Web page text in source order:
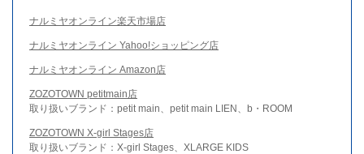
ナルミヤオンライン楽天市場店
ナルミヤオンライン Yahoo!ショッピング店
ナルミヤオンライン Amazon店
ZOZOTOWN petitmain店
取り扱いブランド：petit main、petit main LIEN、b・ROOM
ZOZOTOWN X-girl Stages店
取り扱いブランド：X-girl Stages、XLARGE KIDS